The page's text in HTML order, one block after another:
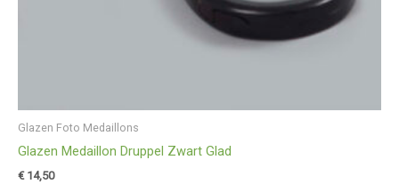
Glazen Foto Medaillons
Glazen Medaillon Druppel Zwart Glad
€14,50